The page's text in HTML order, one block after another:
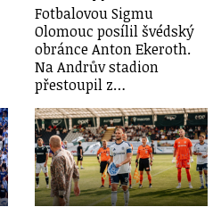
Fotbalovou Sigmu
Olomouc posílil švédský
obránce Anton Ekeroth.
Na Andrův stadion
přestoupil z…